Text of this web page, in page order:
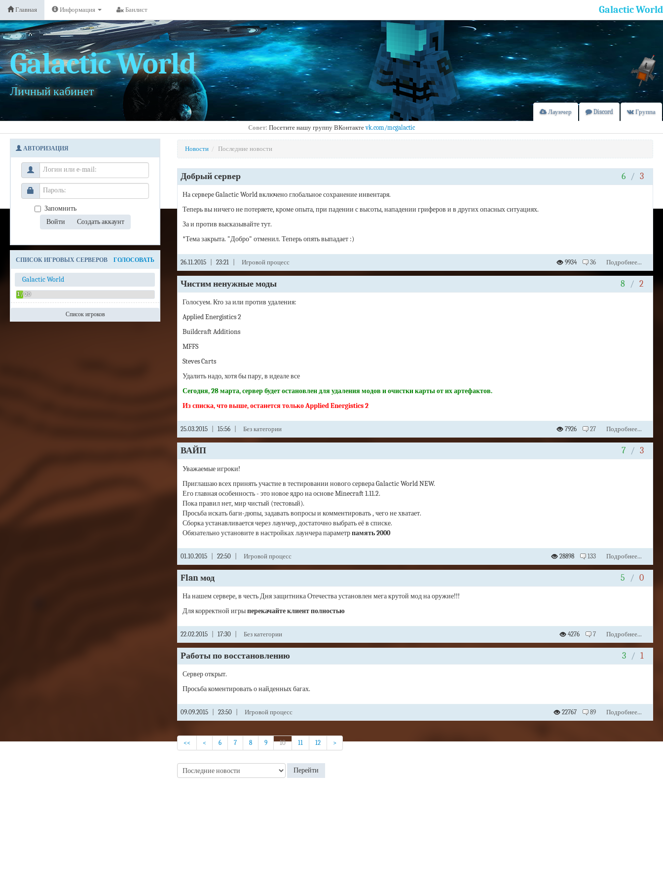
Galactic World
Личный кабинет
Лаунчер Discord Группа
Совет: Посетите нашу группу ВКонтактеvk.com/mcgalactic
Galactic World
Главная Информация Банлист
АВТОРИЗАЦИЯ
Запомнить
СПИСОК ИГРОВЫХ СЕРВЕРОВ ГОЛОСОВАТЬ
Galactic World
1 / 20
Список игроков
Новости / Последние новости
Добрый сервер 6 / 3
На сервере Galactic World включено глобальное сохранение инвентаря.
Теперь вы ничего не потеряете, кроме опыта, при падении с высоты, нападении гриферов и в других опасных ситуациях.
За и против высказывайте тут.
*Тема закрыта. "Добро" отменил. Теперь опять выпадает :)
26.11.2015 23:21 Игровой процесс 9934 36 Подробнее...
Чистим ненужные моды 8 / 2
Голосуем. Кто за или против удаления:
Applied Energistics 2
Buildcraft Additions
MFFS
Steves Carts
Удалить надо, хотя бы пару, в идеале все
Сегодня, 28 марта, сервер будет остановлен для удаления модов и очистки карты от их артефактов.
Из списка, что выше, останется только Applied Energistics 2
25.03.2015 15:56 Без категории 7926 27 Подробнее...
ВАЙП 7 / 3
Уважаемые игроки!
Приглашаю всех принять участие в тестировании нового сервера Galactic World NEW.
Его главная особенность - это новое ядро на основе Minecraft 1.11.2.
Пока правил нет, мир чистый (тестовый).
Просьба искать баги-дюпы, задавать вопросы и комментировать , чего не хватает.
Сборка устанавливается через лаунчер, достаточно выбрать её в списке.
Обязательно установите в настройках лаунчера параметрпамять 2000
01.10.2015 22:50 Игровой процесс 28898 133 Подробнее...
Flan мод 5 / 0
На нашем сервере, в честь Дня защитника Отечества установлен мега крутой мод на оружие!!!
Для корректной игрыперекачайте клиент полностью
22.02.2015 17:30 Без категории 4276 7 Подробнее...
Работы по восстановлению 3 / 1
Сервер открыт.
Просьба коментировать о найденных багах.
09.09.2015 23:50 Игровой процесс 22767 89 Подробнее...
<< < 6 7 8 9 10 11 12 >
Перейти